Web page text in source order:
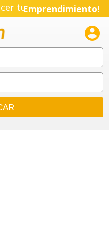
tuEmprendimiento!
